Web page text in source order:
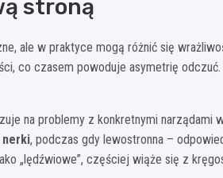
stroną
ale w praktyce mogą różnić się
co czasem powoduje asymetrię
na problemy z konkretnymi narządami
nerki, podczas gdy lewostronna –
„lędźwiowe”, częściej wiąże się z